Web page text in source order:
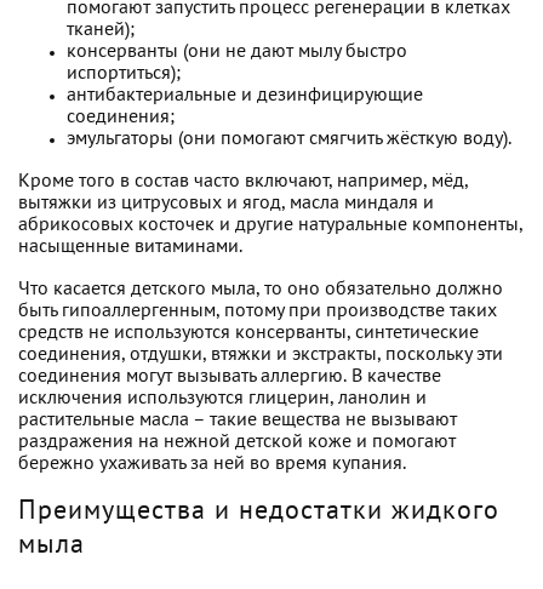
помогают запустить процесс регенерации в клетках
тканей);
консерванты (они не дают мылу быстро
испортиться);
антибактериальные и дезинфицирующие
соединения;
эмульгаторы (они помогают смягчить жёсткую воду).
Кроме того в состав часто включают, например, мёд,
вытяжки из цитрусовых и ягод, масла миндаля и
абрикосовых косточек и другие натуральные компоненты,
насыщенные витаминами.
Что касается детского мыла, то оно обязательно должно
быть гипоаллергенным, потому при производстве таких
средств не используются консерванты, синтетические
соединения, отдушки, втяжки и экстракты, поскольку эти
соединения могут вызывать аллергию. В качестве
исключения используются глицерин, ланолин и
растительные масла – такие вещества не вызывают
раздражения на нежной детской коже и помогают
бережно ухаживать за ней во время купания.
Преимущества и недостатки жидкого
мыла